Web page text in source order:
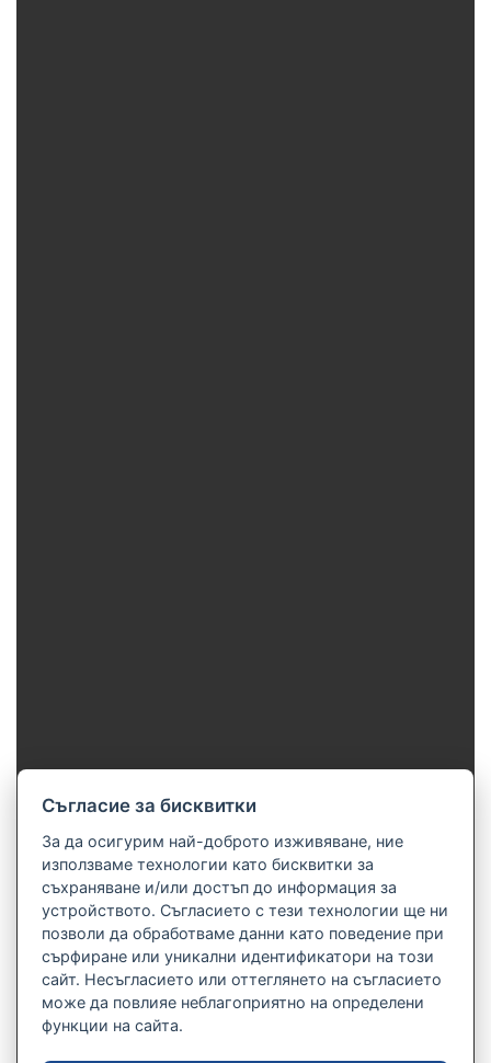
Cъгласие за бисквитки
За да осигурим най-доброто изживяване, ние
използваме технологии като бисквитки за
съхраняване и/или достъп до информация за
устройството. Съгласието с тези технологии ще ни
позволи да обработваме данни като поведение при
сърфиране или уникални идентификатори на този
сайт. Несъгласието или оттеглянето на съгласието
може да повлияе неблагоприятно на определени
функции на сайта.